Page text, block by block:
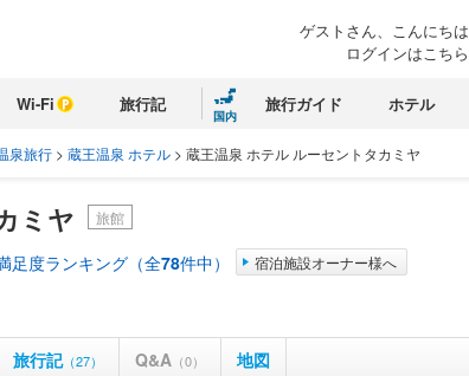
ゲストさん、こんにちは
ログインはこちら
Wi-Fi 旅行記
国内
旅行ガイド ホテル
泉旅行 > 蔵王温泉 ホテル > 蔵王温泉 ホテル ルーセントタカミヤ
ミヤ 旅館
足度ランキング（全78件中） 宿泊施設オーナー様へ
旅行記（27） Q&A （0） 地図